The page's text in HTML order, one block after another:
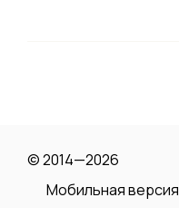
© 2014—2026
Мобильная версия